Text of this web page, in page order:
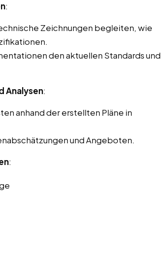
:
Zeichnungen begleiten, wie
den aktuellen Standards und
Analysen:
anhand der erstellten Pläne in
und Angeboten.
: